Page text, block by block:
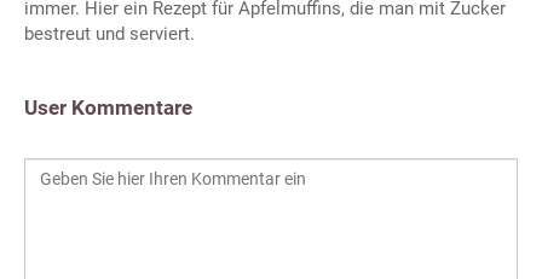
immer. Hier ein Rezept für Apfelmuffins, die man mit Zucker
bestreut und serviert.
User Kommentare